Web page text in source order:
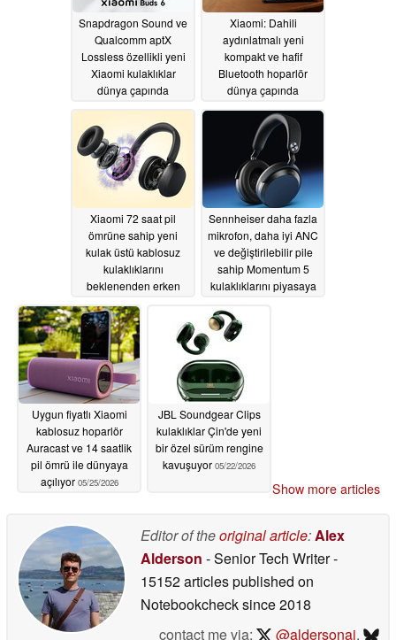
Snapdragon Sound ve
Qualcomm aptX
Lossless özellikli yeni
Xiaomi kulaklıklar
dünya çapında
05/27/2026
Xiaomi: Dahili
aydınlatmalı yeni
kompakt ve hafif
Bluetooth hoparlör
dünya çapında
05/27/2026
Xiaomi 72 saat pil
ömrüne sahip yeni
kulak üstü kablosuz
kulaklıklarını
beklenenden erken
05/26/2026
Sennheiser daha fazla
mikrofon, daha iyi ANC
ve değiştirilebilir pile
sahip Momentum 5
kulaklıklarını piyasaya
Uygun fiyatlı Xiaomi
kablosuz hoparlör
Auracast ve 14 saatlik
pil ömrü ile dünyaya
açılıyor 05/25/2026
JBL Soundgear Clips
kulaklıklar Çin'de yeni
bir özel sürüm rengine
kavuşuyor 05/22/2026
Show more articles
Editor of theoriginal article:Alex
Alderson - Senior Tech Writer-
15152 articles published on
Notebookchecksince 2018
contact me via:
@aldersonaj,